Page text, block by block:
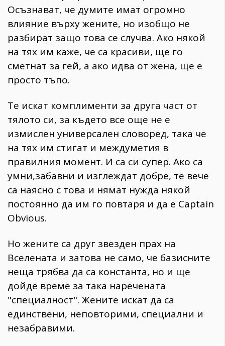
Осъзнават, че думите имат огромно
влияние върху жените, но изобщо не
разбират защо това се случва. Ако някой
на тях им каже, че са красиви, ще го
сметнaт за гей, а ако идва от жена, ще е
просто тъпо.
Те искат комплименти за друга част от
тялото си, за където все още не е
измислен универсален словоред, така че
на тях им стигат и междуметия в
правилния момент. И са си супер. Ако са
умни,забавни и изглеждат добре, те вече
са наясно с това и нямат нужда някой
постоянно да им го повтаря и да е Captain
Obvious.
Но жените са друг звезден прах на
Вселената и затова не само, че базисните
неща трябва да са константа, но и ще
дойде време за така наречената
"специалност". Жените искат да са
единствени, неповторими, специални и
незабравими.